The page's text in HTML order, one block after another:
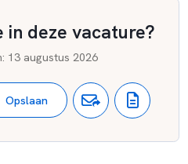
in deze vacature?
: 13 augustus 2026
Opslaan